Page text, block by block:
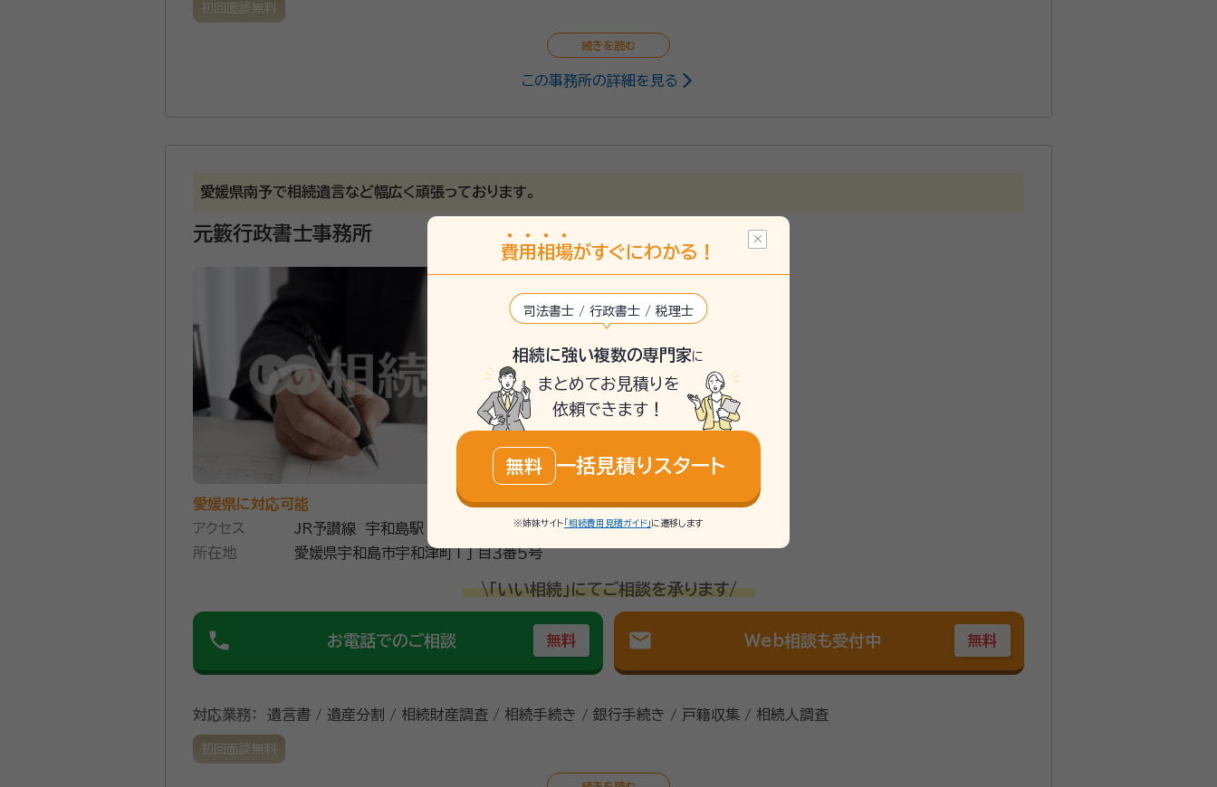
初回面談無料
この事務所の詳細を見る
愛媛県南予で相続遺言など幅広く頑張っております。
元籔行政書士事務所
愛媛県に対応可能
アクセス
JR予讃線 宇和島駅 徒歩20分
所在地
愛媛県宇和島市宇和津町１丁目３番５号
\「いい相続」にてご相談を承ります/
phone お電話でのご相談 無料 mail Web相談も受付中 無料
対応業務： 遺言書 / 遺産分割 / 相続財産調査 / 相続手続き / 銀行手続き / 戸籍収集 / 相続人調査
初回面談無料
費用 相場がすぐにわかる！
司法書士 / 行政書士 / 税理士
相続に強い複数の専門家に
まとめてお見積りを
依頼できます！
無料 一括見積りスタート
※姉妹サイト 「相続費用見積ガイド」 に遷移します